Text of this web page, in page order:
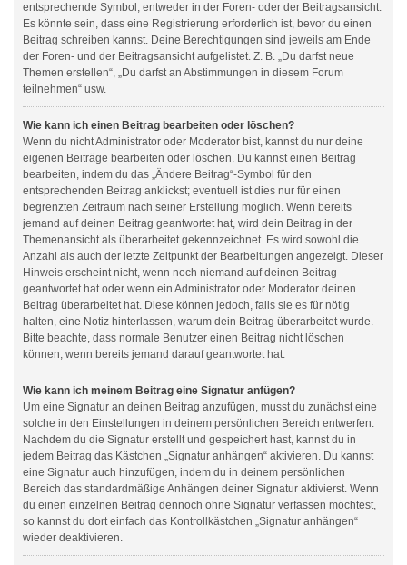
entsprechende Symbol, entweder in der Foren- oder der Beitragsansicht.
Es könnte sein, dass eine Registrierung erforderlich ist, bevor du einen
Beitrag schreiben kannst. Deine Berechtigungen sind jeweils am Ende
der Foren- und der Beitragsansicht aufgelistet. Z. B. „Du darfst neue
Themen erstellen“, „Du darfst an Abstimmungen in diesem Forum
teilnehmen“ usw.
Wie kann ich einen Beitrag bearbeiten oder löschen?
Wenn du nicht Administrator oder Moderator bist, kannst du nur deine
eigenen Beiträge bearbeiten oder löschen. Du kannst einen Beitrag
bearbeiten, indem du das „Ändere Beitrag“-Symbol für den
entsprechenden Beitrag anklickst; eventuell ist dies nur für einen
begrenzten Zeitraum nach seiner Erstellung möglich. Wenn bereits
jemand auf deinen Beitrag geantwortet hat, wird dein Beitrag in der
Themenansicht als überarbeitet gekennzeichnet. Es wird sowohl die
Anzahl als auch der letzte Zeitpunkt der Bearbeitungen angezeigt. Dieser
Hinweis erscheint nicht, wenn noch niemand auf deinen Beitrag
geantwortet hat oder wenn ein Administrator oder Moderator deinen
Beitrag überarbeitet hat. Diese können jedoch, falls sie es für nötig
halten, eine Notiz hinterlassen, warum dein Beitrag überarbeitet wurde.
Bitte beachte, dass normale Benutzer einen Beitrag nicht löschen
können, wenn bereits jemand darauf geantwortet hat.
Wie kann ich meinem Beitrag eine Signatur anfügen?
Um eine Signatur an deinen Beitrag anzufügen, musst du zunächst eine
solche in den Einstellungen in deinem persönlichen Bereich entwerfen.
Nachdem du die Signatur erstellt und gespeichert hast, kannst du in
jedem Beitrag das Kästchen „Signatur anhängen“ aktivieren. Du kannst
eine Signatur auch hinzufügen, indem du in deinem persönlichen
Bereich das standardmäßige Anhängen deiner Signatur aktivierst. Wenn
du einen einzelnen Beitrag dennoch ohne Signatur verfassen möchtest,
so kannst du dort einfach das Kontrollkästchen „Signatur anhängen“
wieder deaktivieren.